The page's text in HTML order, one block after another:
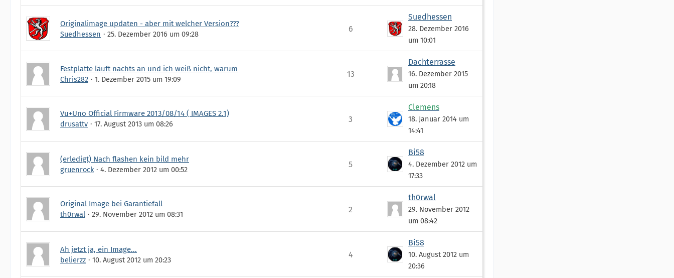
Originalimage updaten - aber mit welcher Version???
Suedhessen
25. Dezember 2016 um 09:28
6
Suedhessen
28. Dezember 2016
um 10:01
Festplatte läuft nachts an und ich weiß nicht, warum
Chris282
1. Dezember 2015 um 19:09
13
Dachterrasse
16. Dezember 2015
um 20:18
Vu+Uno Official Firmware 2013/08/14 ( IMAGES 2.1)
drusattv
17. August 2013 um 08:26
3
Clemens
18. Januar 2014 um
14:41
(erledigt) Nach flashen kein bild mehr
gruenrock
4. Dezember 2012 um 00:52
5
Bi58
4. Dezember 2012 um
17:33
Original Image bei Garantiefall
th0rwal
29. November 2012 um 08:31
2
th0rwal
29. November 2012
um 08:42
Ah jetzt ja, ein Image...
belierzz
10. August 2012 um 20:23
4
Bi58
10. August 2012 um
20:36